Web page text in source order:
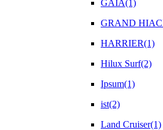
GAIA(1)
GRAND
HARRIER(1)
Hilux Surf(2)
Ipsum(1)
ist(2)
Land Cruiser(1)